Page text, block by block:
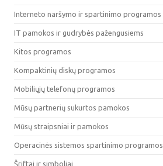
Interneto naršymo ir spartinimo programos
IT pamokos ir gudrybės pažengusiems
Kitos programos
Kompaktinių diskų programos
Mobiliųjų telefonų programos
Mūsų partnerių sukurtos pamokos
Mūsų straipsniai ir pamokos
Operacinės sistemos spartinimo programos
Šriftai ir simboliai